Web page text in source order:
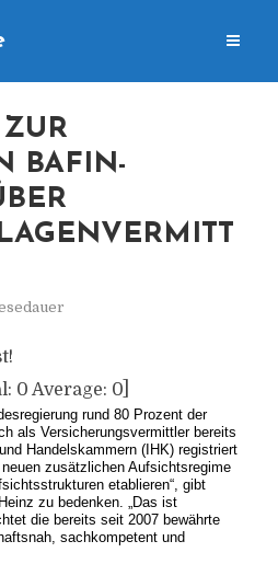
BAFIN-
0 Average: 0]
rund 80 Prozent der
als Versicherungsvermittler bereits
Handelskammern (IHK) registriert
zusätzlichen Aufsichtsregime
etablieren“, gibt
zu bedenken. „Das ist
die bereits seit 2007 bewährte
sachkompetent und